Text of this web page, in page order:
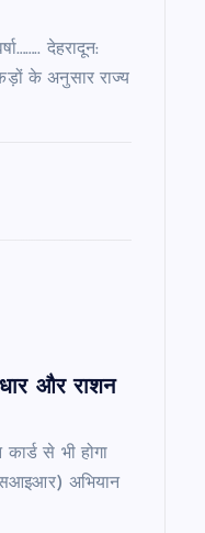
देहरादून:
के अनुसार राज्य
और राशन
से भी होगा
अभियान